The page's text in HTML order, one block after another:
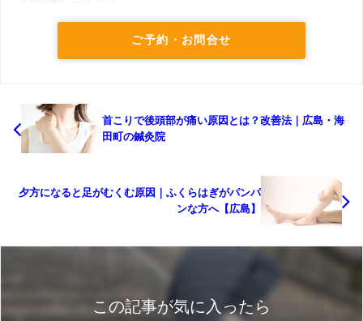
ご予約・お問合せ
首こりで後頭部が痛い原因とは？改善法｜広島・海
田町の鍼灸院
夕方になると足がむくむ原因｜ふくらはぎがパンパ
ンな方へ【広島】
この記事が気に入ったら